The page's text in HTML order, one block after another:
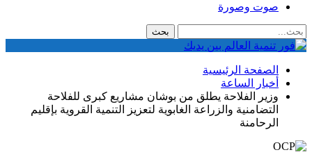
صوت وصورة
الصفحة الرئيسية
أخبار الساعة
وزير الفلاحة يطلق من بوشان مشاريع كبرى للفلاحة
التضامنية والزراعة الغابوية لتعزيز التنمية القروية بإقليم
الرحامنة